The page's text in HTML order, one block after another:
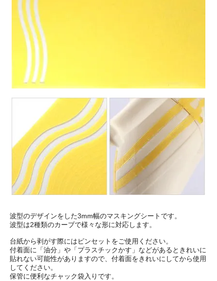
波型のデザインをした3mm幅のマスキングシートです。
波型は2種類のカーブで様々な形に対応します。
台紙から剥がす際にはピンセットをご使用ください。
付着面に「油分」や「プラスチックかす」などがあるときれいに
貼れない可能性がありますので、付着面をきれいにしてから使用
してください。
保管に便利なチャック袋入りです。